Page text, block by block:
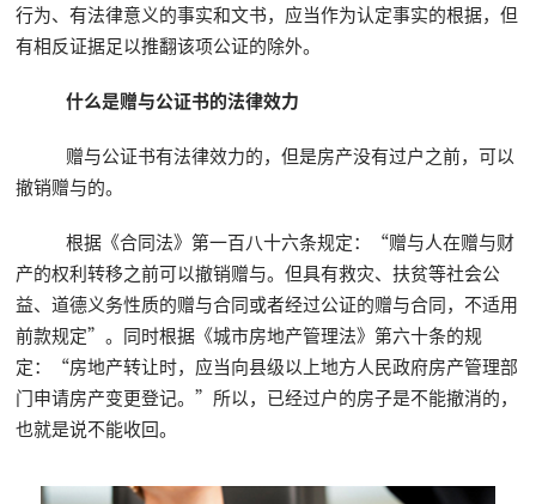
行为、有法律意义的事实和文书，应当作为认定事实的根据，但
有相反证据足以推翻该项公证的除外。
什么是赠与公证书的法律效力
赠与公证书有法律效力的，但是房产没有过户之前，可以
撤销赠与的。
根据《合同法》第一百八十六条规定：“赠与人在赠与财
产的权利转移之前可以撤销赠与。但具有救灾、扶贫等社会公
益、道德义务性质的赠与合同或者经过公证的赠与合同，不适用
前款规定”。同时根据《城市房地产管理法》第六十条的规
定：“房地产转让时，应当向县级以上地方人民政府房产管理部
门申请房产变更登记。”所以，已经过户的房子是不能撤消的，
也就是说不能收回。